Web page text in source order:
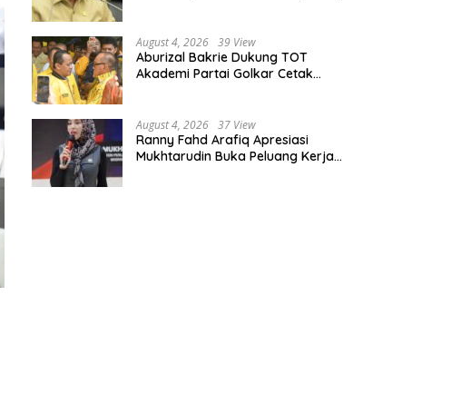
August 4, 2026 39 View
Aburizal Bakrie Dukung TOT
Akademi Partai Golkar Cetak
August 4, 2026 37 View
Ranny Fahd Arafiq Apresiasi
Mukhtarudin Buka Peluang Kerja